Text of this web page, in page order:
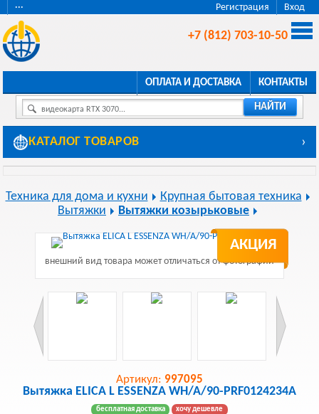
Регистрация Вход
···
+7 (812) 703-10-50
ОПЛАТА И ДОСТАВКА КОНТАКТЫ
видеокарта RTX 3070... НАЙТИ
КАТАЛОГ ТОВАРОВ ›
Техника для дома и кухни
Крупная бытовая техника
Вытяжки
Вытяжки козырьковые
АКЦИЯ
внешний вид товара может отличаться от фотографии
Артикул: 997095
Вытяжка ELICA L ESSENZA WH/A/90-PRF0124234A
бесплатная доставка хочу дешевле